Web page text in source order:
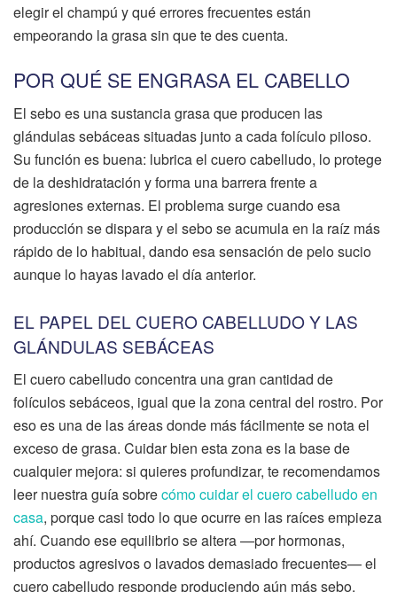
elegir el champú y qué errores frecuentes están
empeorando la grasa sin que te des cuenta.
POR QUÉ SE ENGRASA EL CABELLO
El sebo es una sustancia grasa que producen las
glándulas sebáceas situadas junto a cada folículo piloso.
Su función es buena: lubrica el cuero cabelludo, lo protege
de la deshidratación y forma una barrera frente a
agresiones externas. El problema surge cuando esa
producción se dispara y el sebo se acumula en la raíz más
rápido de lo habitual, dando esa sensación de pelo sucio
aunque lo hayas lavado el día anterior.
EL PAPEL DEL CUERO CABELLUDO Y LAS
GLÁNDULAS SEBÁCEAS
El cuero cabelludo concentra una gran cantidad de
folículos sebáceos, igual que la zona central del rostro. Por
eso es una de las áreas donde más fácilmente se nota el
exceso de grasa. Cuidar bien esta zona es la base de
cualquier mejora: si quieres profundizar, te recomendamos
leer nuestra guía sobrecómo cuidar el cuero cabelludo en
casa, porque casi todo lo que ocurre en las raíces empieza
ahí. Cuando ese equilibrio se altera —por hormonas,
productos agresivos o lavados demasiado frecuentes— el
cuero cabelludo responde produciendo aún más sebo.